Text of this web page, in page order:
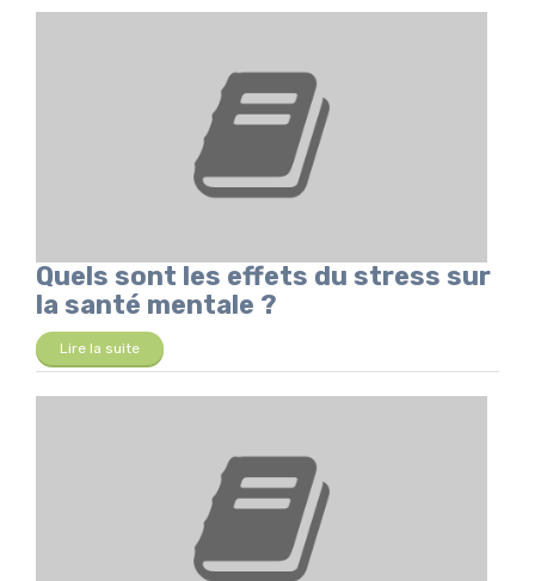
Quels sont les effets du stress sur
la santé mentale ?
Lire la suite